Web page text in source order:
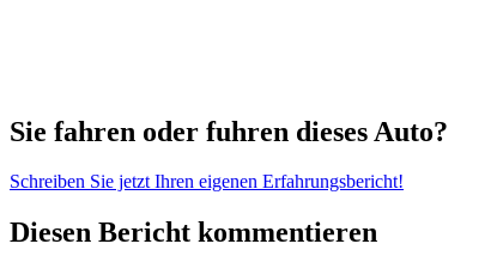
Sie fahren oder fuhren dieses Auto?
Schreiben Sie jetzt Ihren eigenen Erfahrungsbericht!
Diesen Bericht kommentieren